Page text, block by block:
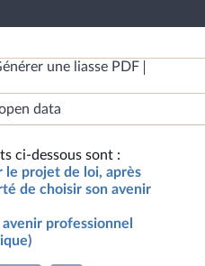
une liasse PDF
data
ci-dessous sont :
le projet de loi, après
de choisir son avenir
professionnel